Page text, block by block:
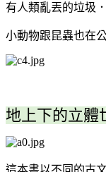
有人類亂丟的垃圾
小動物跟昆蟲也在
地上下的立體
這本書以不同的古